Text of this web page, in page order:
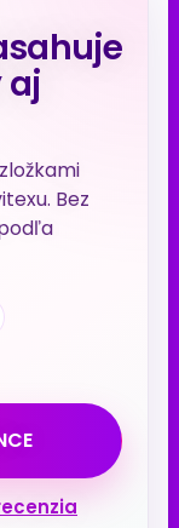
aj
Bez